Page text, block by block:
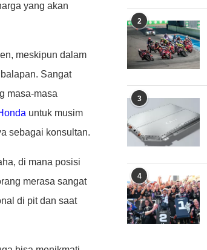
yang akan
meskipun dalam
Sangat
masa-masa
untuk musim
sebagai konsultan.
di mana posisi
merasa sangat
di pit dan saat
2
3
4